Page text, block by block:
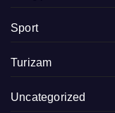
Sport
Turizam
Uncategorized